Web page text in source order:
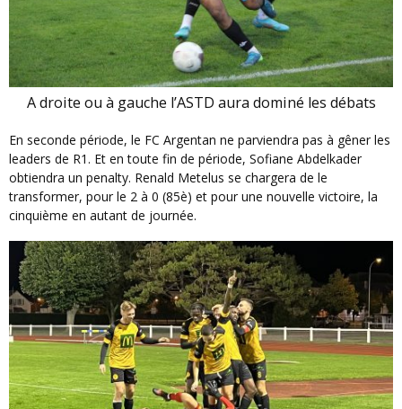
A droite ou à gauche l’ASTD aura dominé les débats
En seconde période, le FC Argentan ne parviendra pas à gêner les
leaders de R1. Et en toute fin de période, Sofiane Abdelkader
obtiendra un penalty. Renald Metelus se chargera de le
transformer, pour le 2 à 0 (85è) et pour une nouvelle victoire, la
cinquième en autant de journée.